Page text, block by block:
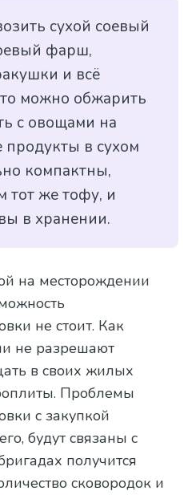
сухой соевый
фарш,
и всё
можно обжарить
с овощами на
продукты в сухом
компактны,
тот же тофу, и
в хранении.
на месторождении
не стоит. Как
не разрешают
в своих жилых
Проблемы
с закупкой
будут связаны с
получится
сковородок и